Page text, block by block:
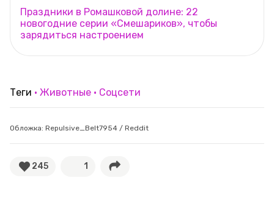
Праздники в Ромашковой долине: 22
новогодние серии «Смешариков», чтобы
зарядиться настроением
Теги Животные Соцсети
Обложка: Repulsive_Belt7954 / Reddit
245 1